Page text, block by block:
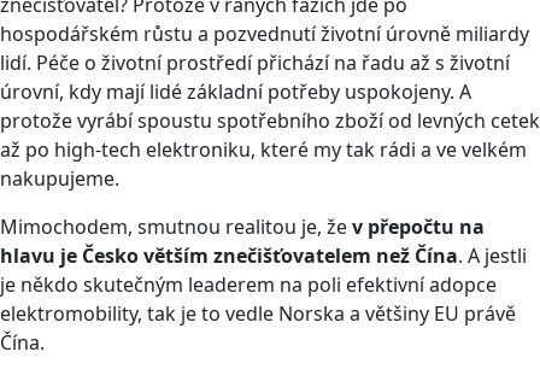
hospodářském růstu a pozvednutí životní úrovně miliardy
lidí. Péče o životní prostředí přichází na řadu až s životní
úrovní, kdy mají lidé základní potřeby uspokojeny. A
protože vyrábí spoustu spotřebního zboží od levných cetek
až po high-tech elektroniku, které my tak rádi a ve velkém
nakupujeme.
Mimochodem, smutnou realitou je, žev přepočtu na
hlavu je Česko větším znečišťovatelem než Čína. A jestli
je někdo skutečným leaderem na poli efektivní adopce
elektromobility, tak je to vedle Norska a většiny EU právě
Čína.